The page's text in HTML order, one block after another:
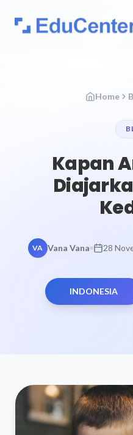
Home
Kapan
VA Vana Vana 28
INDONESIA